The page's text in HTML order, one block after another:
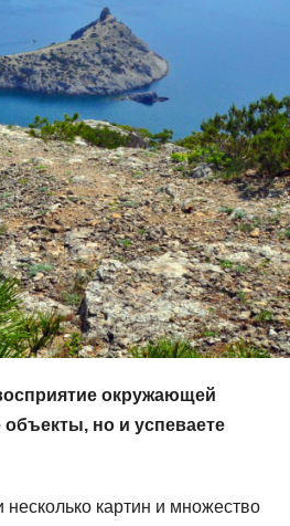
окружающей
но и успеваете
картин и множество